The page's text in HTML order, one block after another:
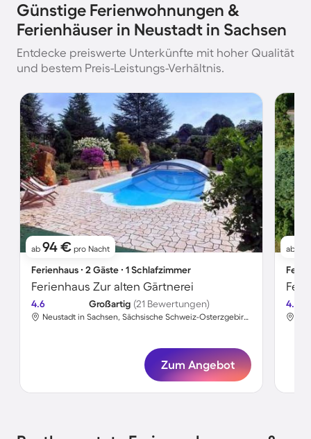
Günstige Ferienwohnungen &
Ferienhäuser in Neustadt in Sachsen
Entdecke preiswerte Unterkünfte mit hoher Qualität
und bestem Preis-Leistungs-Verhältnis.
ab 94 € pro Nacht
Ferienhaus ∙ 2 Gäste ∙ 1 Schlafzimmer
Ferienhaus Zur alten Gärtnerei
4.6 Großartig (21 Bewertungen)
Neustadt in Sachsen, Sächsische Schweiz-Osterzgebirge, Deutschland
Zum Angebot
ab
4.4